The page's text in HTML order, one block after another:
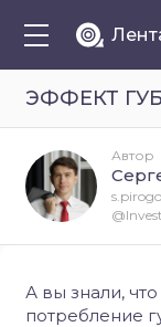
ЭФФЕКТ
А вы знали,
потребление
Автор